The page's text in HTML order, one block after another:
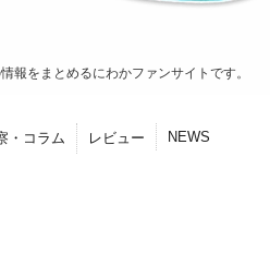
報をまとめるにわかファンサイトです。
・コラム レビュー NEWS